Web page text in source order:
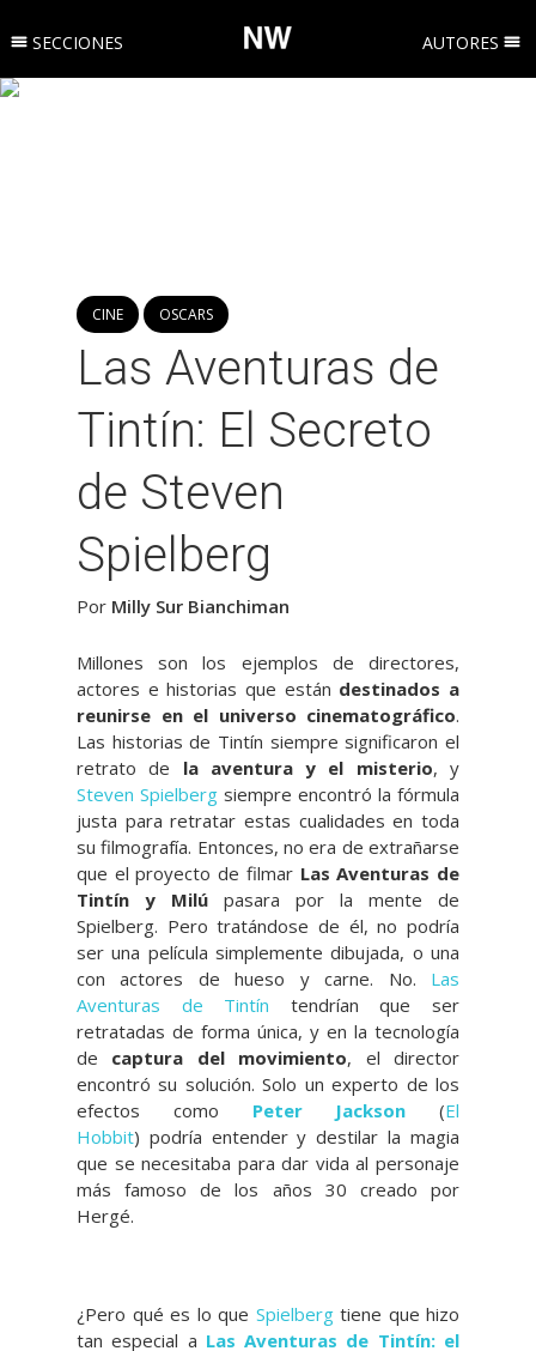
SECCIONES AUTORES
CINE OSCARS
Las Aventuras de
Tintín: El Secreto
de Steven
Spielberg
Por Milly Sur Bianchiman
Millones son los ejemplos de directores,
actores e historias que están destinados a
reunirse en el universo cinematográfico.
Las historias de Tintín siempre significaron el
retrato de la aventura y el misterio, y
Steven Spielberg siempre encontró la fórmula
justa para retratar estas cualidades en toda
su filmografía. Entonces, no era de extrañarse
que el proyecto de filmar Las Aventuras de
Tintín y Milú pasara por la mente de
Spielberg. Pero tratándose de él, no podría
ser una película simplemente dibujada, o una
con actores de hueso y carne. No. Las
Aventuras de Tintín tendrían que ser
retratadas de forma única, y en la tecnología
de captura del movimiento, el director
encontró su solución. Solo un experto de los
efectos como Peter Jackson (El
Hobbit) podría entender y destilar la magia
que se necesitaba para dar vida al personaje
más famoso de los años 30 creado por
Hergé.
¿Pero qué es lo que Spielbergtiene que hizo
tan especial a Las Aventuras de Tintín: el